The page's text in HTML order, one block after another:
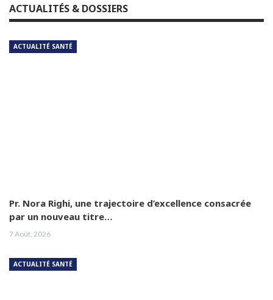
ACTUALITÉS & DOSSIERS
ACTUALITÉ SANTÉ
Pr. Nora Righi, une trajectoire d’excellence consacrée
par un nouveau titre…
7 Août, 2026
ACTUALITÉ SANTÉ